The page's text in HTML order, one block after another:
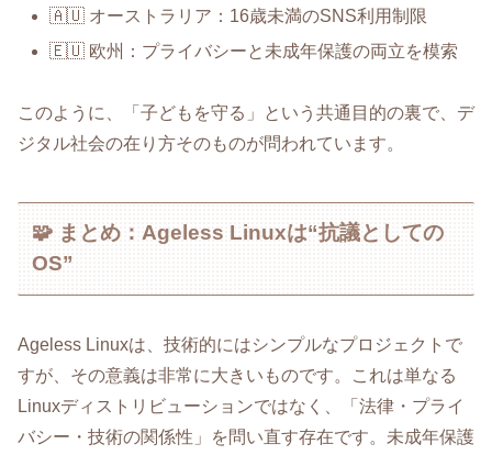
🇦🇺 オーストラリア：16歳未満のSNS利用制限
🇪🇺 欧州：プライバシーと未成年保護の両立を模索
このように、「子どもを守る」という共通目的の裏で、デ
ジタル社会の在り方そのものが問われています。
🧩 まとめ：Ageless Linuxは“抗議としての
OS”
Ageless Linuxは、技術的にはシンプルなプロジェクトで
すが、その意義は非常に大きいものです。これは単なる
Linuxディストリビューションではなく、「法律・プライ
バシー・技術の関係性」を問い直す存在です。未成年保護